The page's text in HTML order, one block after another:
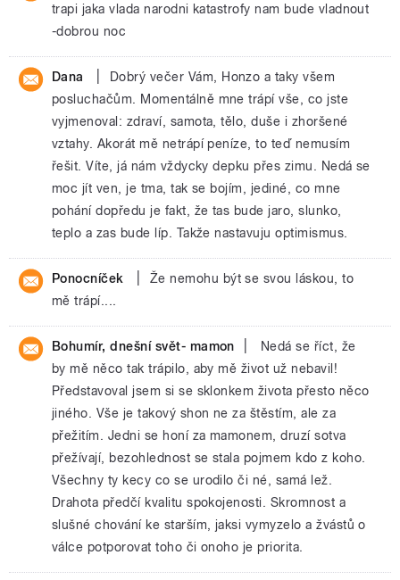
trapi jaka vlada narodni katastrofy nam bude vladnout
-dobrou noc
Dana
Dobrý večer Vám, Honzo a taky všem
posluchačům. Momentálně mne trápí vše, co jste
vyjmenoval: zdraví, samota, tělo, duše i zhoršené
vztahy. Akorát mě netrápí peníze, to teď nemusím
řešit. Víte, já nám vždycky depku přes zimu. Nedá se
moc jít ven, je tma, tak se bojím, jediné, co mne
pohání dopředu je fakt, že tas bude jaro, slunko,
teplo a zas bude líp. Takže nastavuju optimismus.
Ponocníček
Že nemohu být se svou láskou, to
mě trápí....
Bohumír, dnešní svět- mamon
Nedá se říct, že
by mě něco tak trápilo, aby mě život už nebavil!
Představoval jsem si se sklonkem života přesto něco
jiného. Vše je takový shon ne za štěstím, ale za
přežitím. Jedni se honí za mamonem, druzí sotva
přežívají, bezohlednost se stala pojmem kdo z koho.
Všechny ty kecy co se urodilo či né, samá lež.
Drahota předčí kvalitu spokojenosti. Skromnost a
slušné chování ke starším, jaksi vymyzelo a žvástů o
válce potporovat toho či onoho je priorita.